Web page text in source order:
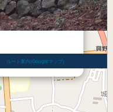
ルート案内(Googleマップ)